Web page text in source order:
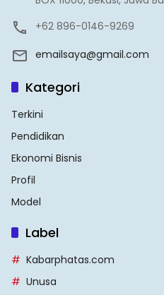
+62 896-0146-9269
emailsaya@gmail.com
Kategori
Terkini
Pendidikan
Ekonomi Bisnis
Profil
Model
Label
Kabarphatas.com
Unusa